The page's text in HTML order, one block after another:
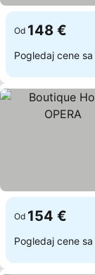
Od 148 €
Pogledaj cene sa
Od 154 €
Pogledaj cene sa